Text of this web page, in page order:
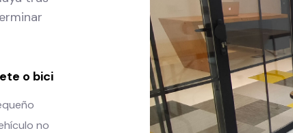
o bici
no